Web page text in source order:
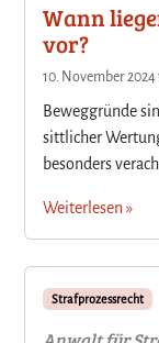
Wann
vor?
10. November 2024
Beweggründe
sittlicher
besonders
Weiterlesen »
Strafprozessrecht